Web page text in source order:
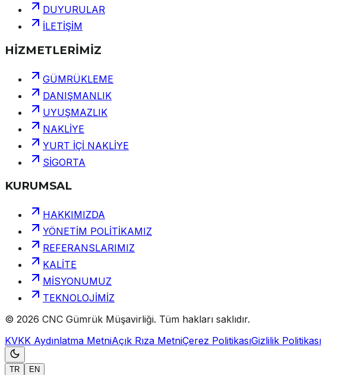
DUYURULAR
İLETİŞİM
HİZMETLERİMİZ
GÜMRÜKLEME
DANIŞMANLIK
UYUŞMAZLIK
NAKLİYE
YURT İÇİ NAKLİYE
SİGORTA
KURUMSAL
HAKKIMIZDA
YÖNETİM POLİTİKAMIZ
REFERANSLARIMIZ
KALİTE
MİSYONUMUZ
TEKNOLOJİMİZ
© 2026 CNC Gümrük Müşavirliği. Tüm hakları saklıdır.
KVKK Aydınlatma MetniAçık Rıza MetniÇerez PolitikasıGizlilik Politikası
TR EN